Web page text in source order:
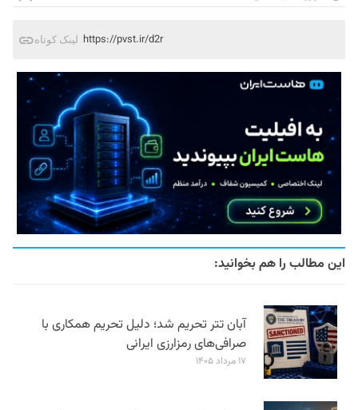
لینک کوتاه https://pvst.ir/d2r
این مطالب را هم بخوانید:
آبان تتر تحریم شد؛ دلیل تحریم همکاری با
صرافی‌های رمزارزی ایرانی
۱۷ مرداد ۱۴۰۵